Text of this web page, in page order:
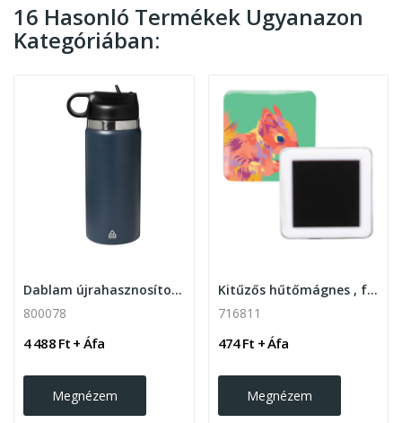
16 Hasonló Termékek Ugyanazon
Kategóriában:
Dablam újrahasznosított rozsdamentes acél...
800078
4 488 Ft + Áfa
Megnézem
Kitűzős hűtőmágnes , fehér
716811
474 Ft + Áfa
Megnézem